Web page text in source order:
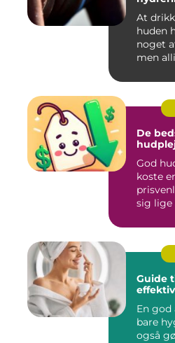
At
huden
noget
men
De
God
koste
sig lige
Guide
En
bare
også